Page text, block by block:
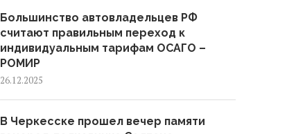
Большинство автовладельцев РФ
считают правильным переход к
индивидуальным тарифам ОСАГО –
РОМИР
26.12.2025
В Черкесске прошел вечер памяти